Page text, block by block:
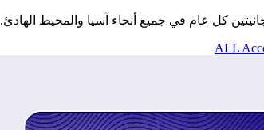
كل عام في جميع أنحاء آسيا والمحيط الهادئ.